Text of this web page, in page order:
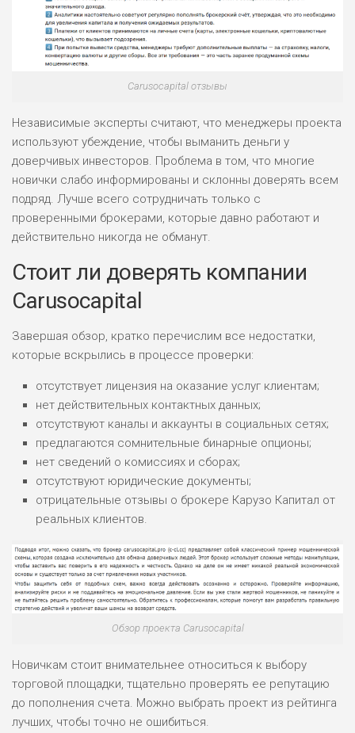
Carusocapital отзывы
Независимые эксперты считают, что менеджеры проекта
используют убеждение, чтобы выманить деньги у
доверчивых инвесторов. Проблема в том, что многие
новички слабо информированы и склонны доверять всем
подряд. Лучше всего сотрудничать только с
проверенными брокерами, которые давно работают и
действительно никогда не обманут.
Стоит ли доверять компании
Carusocapital
Завершая обзор, кратко перечислим все недостатки,
которые вскрылись в процессе проверки:
отсутствует лицензия на оказание услуг клиентам;
нет действительных контактных данных;
отсутствуют каналы и аккаунты в социальных сетях;
предлагаются сомнительные бинарные опционы;
нет сведений о комиссиях и сборах;
отсутствуют юридические документы;
отрицательные отзывы о брокере Карузо Капитал от
реальных клиентов.
Обзор проекта Carusocapital
Новичкам стоит внимательнее относиться к выбору
торговой площадки, тщательно проверять ее репутацию
до пополнения счета. Можно выбрать проект из рейтинга
лучших, чтобы точно не ошибиться.